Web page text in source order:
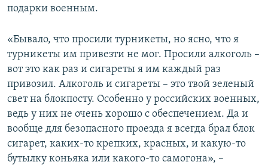
подарки военным.
«Бывало, что просили турникеты, но ясно, что я
турникеты им привезти не мог. Просили алкоголь –
вот это как раз и сигареты я им каждый раз
привозил. Алкоголь и сигареты – это твой зеленый
свет на блокпосту. Особенно у российских военных,
ведь у них не очень хорошо с обеспечением. Да и
вообще для безопасного проезда я всегда брал блок
сигарет, каких-то крепких, красных, и какую-то
бутылку коньяка или какого-то самогона», –